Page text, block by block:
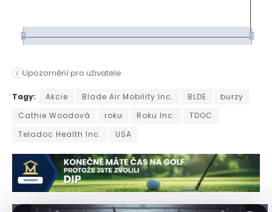
i Upozornění pro uživatele
Není mnoho tak sledovaných manažerů fondů jako Cathie
Tagy: Akcie Blade Air Mobility Inc. BLDE
burzy
Cathie Woodová
roku Roku Inc.
TDOC
Teladoc Health Inc.
USA